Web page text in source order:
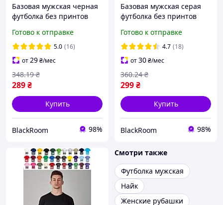
Базовая мужская черная
футболка без принтов
Готово к отправке
5.0 (16)
от29₴/мес
289₴
348.19 ₴
Купить
BlackRoom 98%
Базовая мужская серая
футболка без принтов
Готово к отправке
4.7 (18)
от30₴/мес
299₴
360.24 ₴
Купить
BlackRoom 98%
Смотри также
Футболка мужская
Найк
Женские рубашки